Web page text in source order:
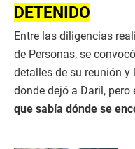
DETENIDO
Entre las diligencias
de Personas, se
detalles de su reunión
donde dejó a Daril, pero
que sabía dónde se